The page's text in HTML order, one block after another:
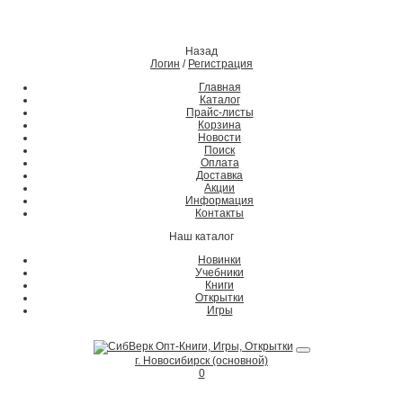
Назад
Логин / Регистрация
Главная
Каталог
Прайс-листы
Корзина
Новости
Поиск
Оплата
Доставка
Акции
Информация
Контакты
Наш каталог
Новинки
Учебники
Книги
Открытки
Игры
г. Новосибирск (основной)
0